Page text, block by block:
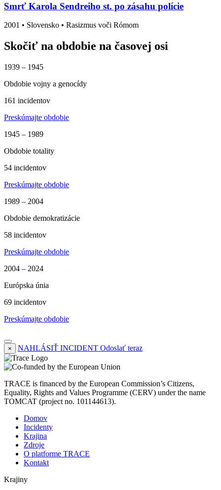
Smrť Karola Sendreiho st. po zásahu polície
2001 • Slovensko • Rasizmus voči Rómom
Skočiť na obdobie na časovej osi
1939 – 1945
Obdobie vojny a genocídy
161 incidentov
Preskúmajte obdobie
1945 – 1989
Obdobie totality
54 incidentov
Preskúmajte obdobie
1989 – 2004
Obdobie demokratizácie
58 incidentov
Preskúmajte obdobie
2004 – 2024
Európska únia
69 incidentov
Preskúmajte obdobie
× NAHLÁSIŤ INCIDENT Odoslať teraz
TRACE is financed by the European Commission’s Citizens,
Equality, Rights and Values Programme (CERV) under the name
TOMCAT (project no. 101144613).
Domov
Incidenty
Krajina
Zdroje
O platforme TRACE
Kontakt
Krajiny